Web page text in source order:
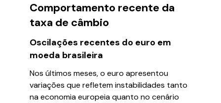
Comportamento recente da
taxa de câmbio
Oscilações recentes do euro em
moeda brasileira
Nos últimos meses, o euro apresentou
variações que refletem instabilidades tanto
na economia europeia quanto no cenário